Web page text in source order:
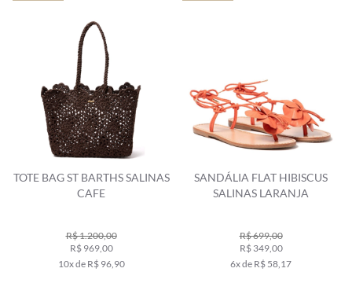
TOTE BAG ST BARTHS SALINAS
CAFE
R$ 1.200,00
R$ 969,00
10x de R$ 96,90
SANDÁLIA FLAT HIBISCUS
SALINAS LARANJA
R$ 699,00
R$ 349,00
6x de R$ 58,17